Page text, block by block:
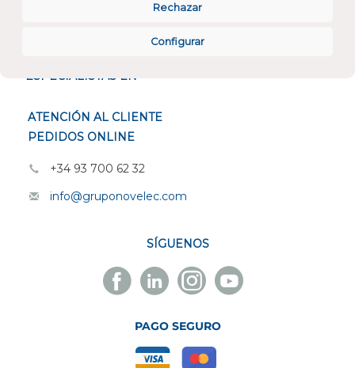
Configurar
Rechazar
ESPECIALISTAS EN
ATENCIÓN AL CLIENTE
PEDIDOS ONLINE
+34 93 700 62 32
info@gruponovelec.com
SÍGUENOS
Facebook
Novelec
Linkedin
Novelec
Instagram
Novelec
Youtube
Novelec
PAGO SEGURO